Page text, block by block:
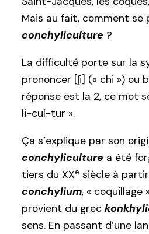
Mais au fait, comment se
conchyliculture ?
La difficulté porte sur la
prononcer [ʃi] (« chi ») ou
réponse est la 2, ce mot
li-cul-tur ».
Ça s’explique par son
conchyliculture a été
tiers du XXe siècle à
conchylium, « coquillage
provient du grec
sens. En passant d’une